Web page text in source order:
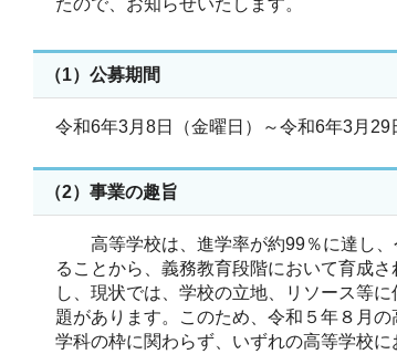
（1）公募期間
令和6年3月8日（金曜日）～令和6年3月
（2）事業の趣旨
高等学校は、進学率が約99％に達し、
ることから、義務教育段階において育成
し、現状では、学校の立地、リソース等
題があります。このため、令和５年８月
学科の枠に関わらず、いずれの高等学校